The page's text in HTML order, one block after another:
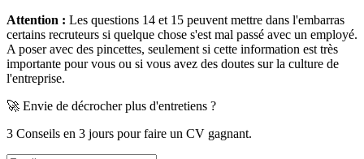
Attention : Les questions 14 et 15 peuvent mettre dans l'embarras
certains recruteurs si quelque chose s'est mal passé avec un employé.
A poser avec des pincettes, seulement si cette information est très
importante pour vous ou si vous avez des doutes sur la culture de
l'entreprise.
🚀 Envie de décrocher plus d'entretiens ?
3 Conseils en 3 jours pour faire un CV gagnant.